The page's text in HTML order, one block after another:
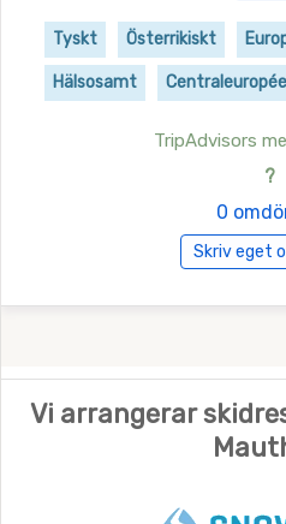
Tyskt Österrikiskt
Hälsosamt
TripAdvisors
?
0
Skriv eget
Vi arrangerar